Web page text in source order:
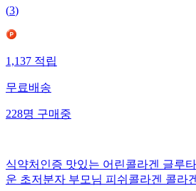
(3)
1,137적립
무료배송
228명구매중
식약처인증 맛있는 어린콜라겐 글루
운 초저분자 부모님 피쉬콜라겐 콜라